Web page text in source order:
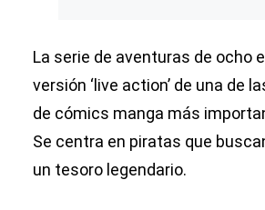
La serie de aventuras de ocho
versión ‘live action’ de una de
de cómics manga más
Se centra en piratas que
un tesoro legendario.